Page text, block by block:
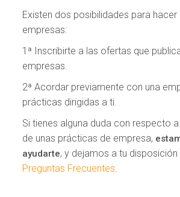
Existen dos posibilidades para
empresas:
1ª Inscribirte a las ofertas que
empresas.
2ª Acordar previamente con una
prácticas dirigidas a ti.
Si tienes alguna duda con respecto
de unas prácticas de empresa,
ayudarte, y dejamos a tu disposición
Preguntas Frecuentes